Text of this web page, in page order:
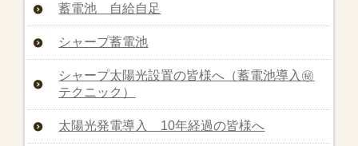
蓄電池 自給自足
シャープ蓄電池
シャープ太陽光設置の皆様へ（蓄電池導入㊙︎
テクニック）
太陽光発電導入 10年経過の皆様へ